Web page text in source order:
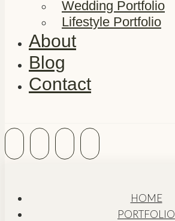
Wedding Portfolio
Lifestyle Portfolio
About
Blog
Contact
HOME
PORTFOLIO